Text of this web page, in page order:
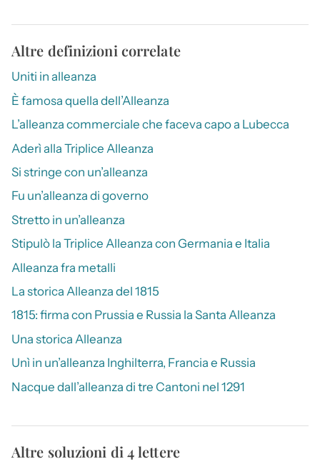
Altre definizioni correlate
Uniti in alleanza
È famosa quella dell’Alleanza
L’alleanza commerciale che faceva capo a Lubecca
Aderì alla Triplice Alleanza
Si stringe con un’alleanza
Fu un’alleanza di governo
Stretto in un’alleanza
Stipulò la Triplice Alleanza con Germania e Italia
Alleanza fra metalli
La storica Alleanza del 1815
1815: firma con Prussia e Russia la Santa Alleanza
Una storica Alleanza
Unì in un’alleanza Inghilterra, Francia e Russia
Nacque dall’alleanza di tre Cantoni nel 1291
Altre soluzioni di 4 lettere